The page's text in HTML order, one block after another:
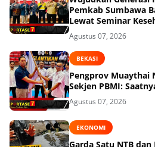
Pemkab Sumbawa
Lewat Seminar
Agustus 07, 2026
BEKASI
Pengprov Muaythai
Sekjen PBMI:
Agustus 07, 2026
EKONOMI
Garda Satu NTB